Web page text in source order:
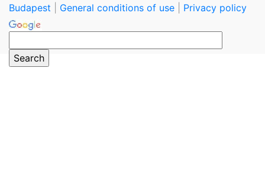
Budapest
General conditions of use Privacy policy